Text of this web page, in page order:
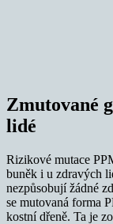
Zmutované
lidé
Rizikové mutace
buněk i u zdravých
nezpůsobují žádné
se mutovaná forma
kostní dřeně. Ta je